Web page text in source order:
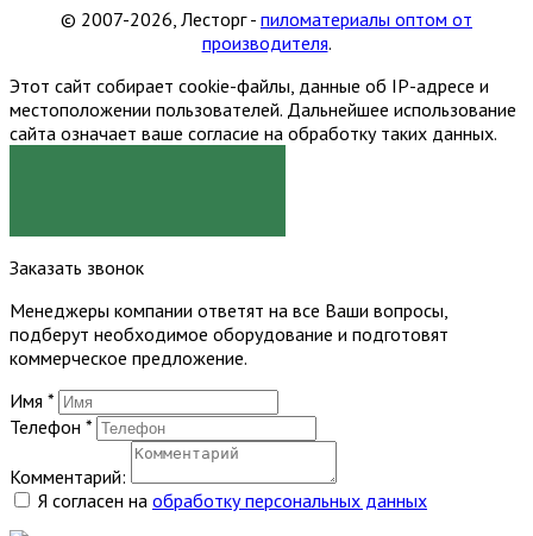
© 2007-2026, Лесторг - пиломатериалы оптом от
производителя.
Этот сайт собирает cookie-файлы, данные об IP-адресе и
местоположении пользователей. Дальнейшее использование
сайта означает ваше согласие на обработку таких данных.
Заказать звонок
Менеджеры компании ответят на все Ваши вопросы,
подберут необходимое оборудование и подготовят
коммерческое предложение.
Имя *
Телефон *
Комментарий:
Я согласен на обработку персональных данных